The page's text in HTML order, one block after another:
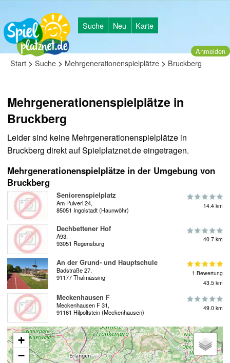
Suche Neu Karte
Anmelden
Start > Suche > Mehrgenerationenspielplätze > Bruckberg
Mehrgenerationenspielplätze in
Bruckberg
Leider sind keine Mehrgenerationenspielplätze in
Bruckberg direkt auf Spielplatznet.de eingetragen.
Mehrgenerationenspielplätze in der Umgebung von
Bruckberg
Seniorenspielplatz
Am Pulverl 24,
85051 Ingolstadt (Haunwöhr)
14.4 km
Dechbettener Hof
A93,
93051 Regensburg
40.7 km
An der Grund- und Hauptschule
Badstraße 27,
91177 Thalmässing
1 Bewertung
43.5 km
Meckenhausen F
Meckenhausen F 31,
91161 Hilpoltstein (Meckenhausen)
49.0 km
+
−